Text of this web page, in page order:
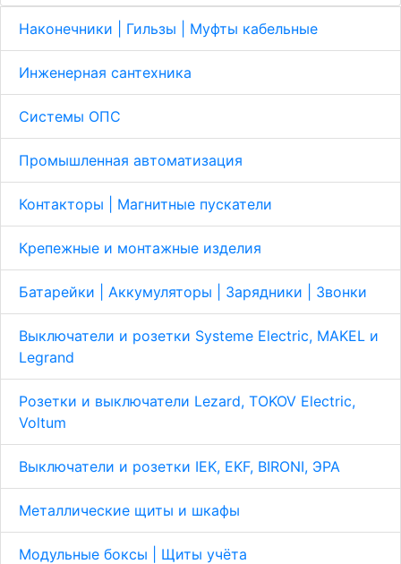
Наконечники | Гильзы | Муфты кабельные
Инженерная сантехника
Системы ОПС
Промышленная автоматизация
Контакторы | Магнитные пускатели
Крепежные и монтажные изделия
Батарейки | Аккумуляторы | Зарядники | Звонки
Выключатели и розетки Systeme Electric, MAKEL и
Legrand
Розетки и выключатели Lezard, TOKOV Electric,
Voltum
Выключатели и розетки IEK, EKF, BIRONI, ЭРА
Металлические щиты и шкафы
Модульные боксы | Щиты учёта